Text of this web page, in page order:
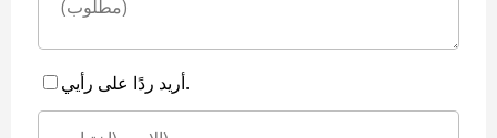
أريد ردًا على رأيي.